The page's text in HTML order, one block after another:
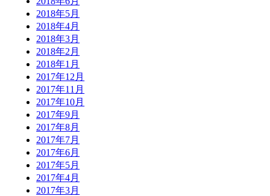
2018年5月
2018年4月
2018年3月
2018年2月
2018年1月
2017年12月
2017年11月
2017年10月
2017年9月
2017年8月
2017年7月
2017年6月
2017年5月
2017年4月
2017年3月